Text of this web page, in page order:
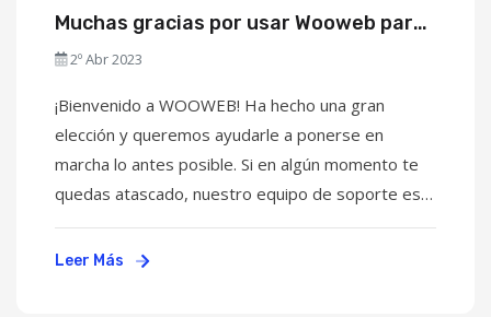
Muchas gracias por usar Wooweb para
desarrollar tu web
2º Abr 2023
¡Bienvenido a WOOWEB! Ha hecho una gran
elección y queremos ayudarle a ponerse en
marcha lo antes posible. Si en algún momento te
quedas atascado, nuestro equipo de soporte está
disponible las 24 horas del día, los 7 días de la
semana para ayudarte. Simplemente visite
Leer Más